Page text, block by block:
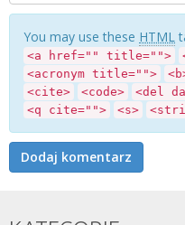
You may use these HTML
<a href="" title="">
<acronym title="">
<cite>
<code> <del
<q cite="">
<s>